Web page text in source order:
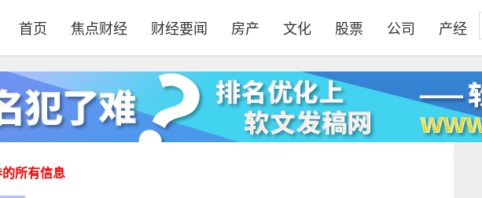
首页 焦点财经 财经要闻 房产 文化 股票 公司 产经
所有信息